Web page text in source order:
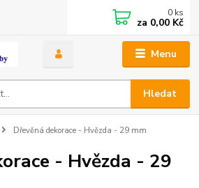
Menu
Hledat
0 ks
za 0,00 Kč
Dřevěná dekorace - Hvězda - 29 mm
- Hvězda - 29